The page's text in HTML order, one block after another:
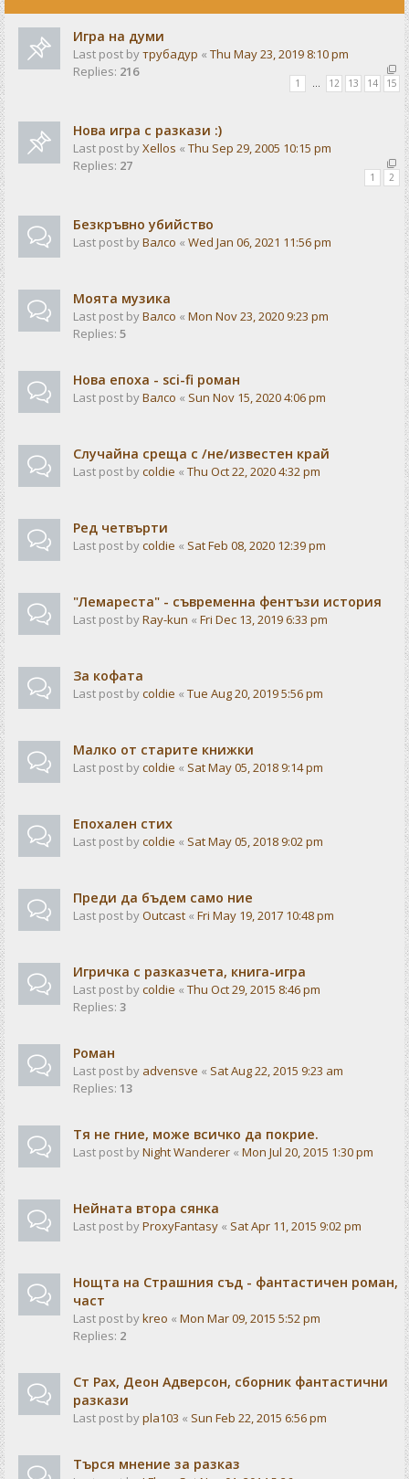
Игра на думи
Last post byтрубадур « Thu May 23, 2019 8:10 pm
Replies: 216
1 … 12 13 14 15
Нова игра с разкази :)
Last post byXellos « Thu Sep 29, 2005 10:15 pm
Replies: 27
1 2
Безкръвно убийство
Last post byВалсо « Wed Jan 06, 2021 11:56 pm
Моята музика
Last post byВалсо « Mon Nov 23, 2020 9:23 pm
Replies: 5
Нова епоха - sci-fi роман
Last post byВалсо « Sun Nov 15, 2020 4:06 pm
Случайна среща с /не/известен край
Last post bycoldie « Thu Oct 22, 2020 4:32 pm
Ред четвърти
Last post bycoldie « Sat Feb 08, 2020 12:39 pm
"Лемареста" - съвременна фентъзи история
Last post byRay-kun « Fri Dec 13, 2019 6:33 pm
За кофата
Last post bycoldie « Tue Aug 20, 2019 5:56 pm
Малко от старите книжки
Last post bycoldie « Sat May 05, 2018 9:14 pm
Епохален стих
Last post bycoldie « Sat May 05, 2018 9:02 pm
Преди да бъдем само ние
Last post byOutcast « Fri May 19, 2017 10:48 pm
Игричка с разказчета, книга-игра
Last post bycoldie « Thu Oct 29, 2015 8:46 pm
Replies: 3
Роман
Last post by advensve « Sat Aug 22, 2015 9:23 am
Replies: 13
Тя не гние, може всичко да покрие.
Last post byNight Wanderer « Mon Jul 20, 2015 1:30 pm
Нейната втора сянка
Last post byProxyFantasy « Sat Apr 11, 2015 9:02 pm
Нощта на Страшния съд - фантастичен роман,
част
Last post bykreo « Mon Mar 09, 2015 5:52 pm
Replies: 2
Ст Рах, Деон Адверсон, сборник фантастични
разкази
Last post bypla103 « Sun Feb 22, 2015 6:56 pm
Търся мнение за разказ